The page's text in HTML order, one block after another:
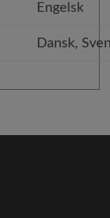
Engelsk
Dansk,